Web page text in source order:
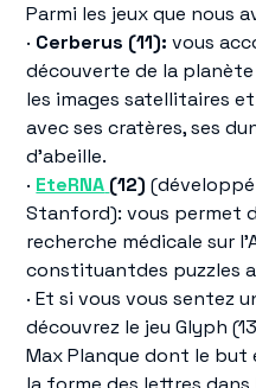
Parmi les jeux que nous
· Cerberus (11): vous
découverte de la
les images satellitaires
avec ses cratères, ses
d’abeille.
· EteRNA (12)
Stanford): vous permet
recherche médicale sur
constituantdes puzzles
· Et si vous vous sentez
découvrez le jeu Glyph
Max Planque dont le